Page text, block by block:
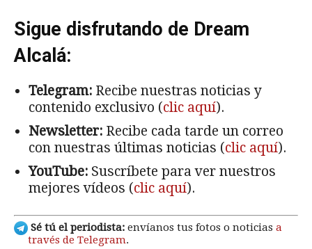
Sigue disfrutando de Dream
Alcalá:
Telegram: Recibe nuestras noticias y
contenido exclusivo (clic aquí).
Newsletter: Recibe cada tarde un correo
con nuestras últimas noticias (clic aquí).
YouTube: Suscríbete para ver nuestros
mejores vídeos (clic aquí).
Sé tú el periodista: envíanos tus fotos o noticias a
través de Telegram.